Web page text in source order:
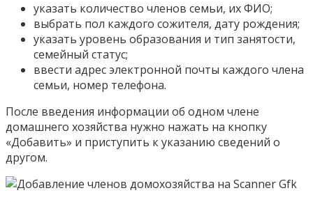
указать количество членов семьи, их ФИО;
выбрать пол каждого сожителя, дату рождения;
указать уровень образования и тип занятости,
семейный статус;
ввести адрес электронной почты каждого члена
семьи, номер телефона.
После введения информации об одном члене
домашнего хозяйства нужно нажать на кнопку
«Добавить» и приступить к указанию сведений о
другом.